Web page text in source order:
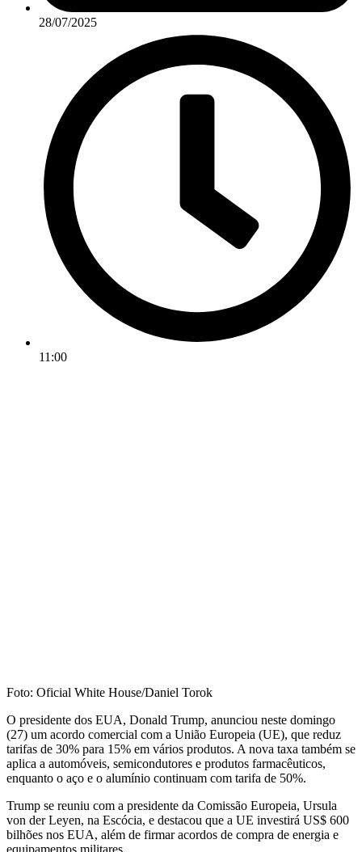
28/07/2025
11:00
Foto: Oficial White House/Daniel Torok
O presidente dos EUA, Donald Trump, anunciou neste domingo
(27) um acordo comercial com a União Europeia (UE), que reduz
tarifas de 30% para 15% em vários produtos. A nova taxa também se
aplica a automóveis, semicondutores e produtos farmacêuticos,
enquanto o aço e o alumínio continuam com tarifa de 50%.
Trump se reuniu com a presidente da Comissão Europeia, Ursula
von der Leyen, na Escócia, e destacou que a UE investirá US$ 600
bilhões nos EUA, além de firmar acordos de compra de energia e
equipamentos militares.